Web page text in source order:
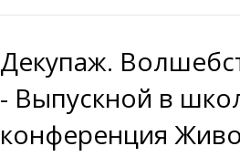
Декупаж.
- Выпускной в
конференция